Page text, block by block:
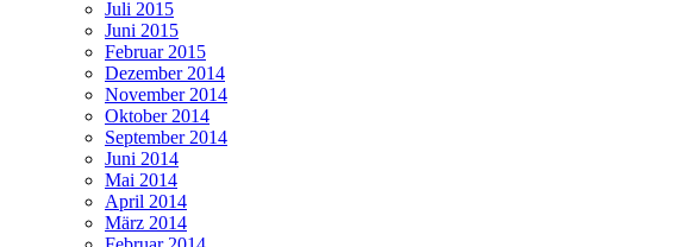
Juli 2015
Juni 2015
Februar 2015
Dezember 2014
November 2014
Oktober 2014
September 2014
Juni 2014
Mai 2014
April 2014
März 2014